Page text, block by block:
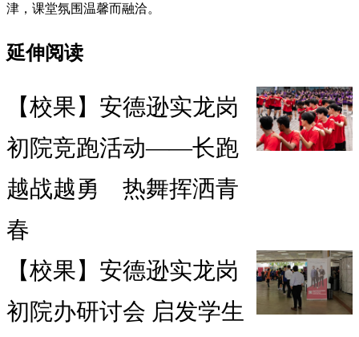
津，课堂氛围温馨而融洽。
延伸阅读
【校果】安德逊实龙岗
初院竞跑活动——长跑
越战越勇 热舞挥洒青
春
【校果】安德逊实龙岗
初院办研讨会 启发学生